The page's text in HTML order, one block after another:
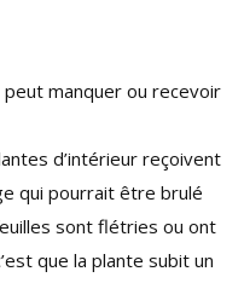
manquer ou recevoir
d’intérieur reçoivent
qui pourrait être brulé
sont flétries ou ont
que la plante subit un